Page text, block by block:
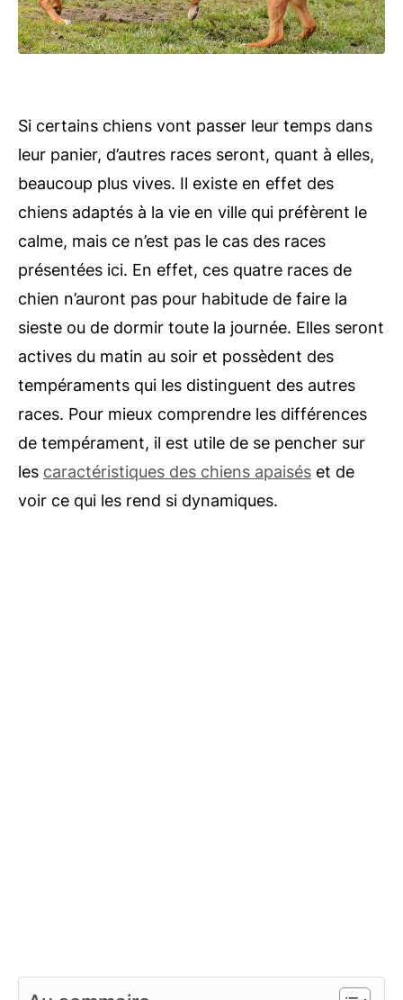
Si certains chiens vont passer leur temps dans
leur panier, d’autres races seront, quant à elles,
beaucoup plus vives. Il existe en effet des
chiens adaptés à la vie en ville qui préfèrent le
calme, mais ce n’est pas le cas des races
présentées ici. En effet, ces quatre races de
chien n’auront pas pour habitude de faire la
sieste ou de dormir toute la journée. Elles seront
actives du matin au soir et possèdent des
tempéraments qui les distinguent des autres
races. Pour mieux comprendre les différences
de tempérament, il est utile de se pencher sur
les caractéristiques des chiens apaisés et de
voir ce qui les rend si dynamiques.